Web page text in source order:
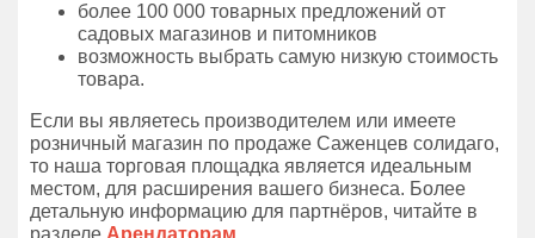
более 100 000 товарных предложений от
садовых магазинов и питомников
возможность выбрать самую низкую стоимость
товара.
Если вы являетесь производителем или имеете
розничный магазин по продаже Саженцев солидаго,
то наша торговая площадка является идеальным
местом, для расширения вашего бизнеса. Более
детальную информацию для партнёров, читайте в
разделе Арендаторам